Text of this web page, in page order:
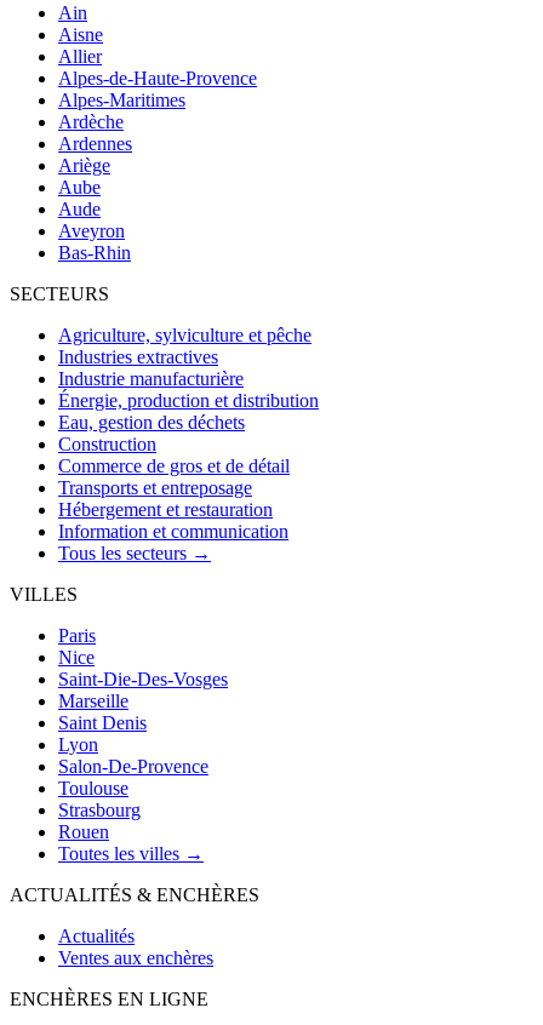
Ain
Aisne
Allier
Alpes-de-Haute-Provence
Alpes-Maritimes
Ardèche
Ardennes
Ariège
Aube
Aude
Aveyron
Bas-Rhin
SECTEURS
Agriculture, sylviculture et pêche
Industries extractives
Industrie manufacturière
Énergie, production et distribution
Eau, gestion des déchets
Construction
Commerce de gros et de détail
Transports et entreposage
Hébergement et restauration
Information et communication
Tous les secteurs →
VILLES
Paris
Nice
Saint-Die-Des-Vosges
Marseille
Saint Denis
Lyon
Salon-De-Provence
Toulouse
Strasbourg
Rouen
Toutes les villes →
ACTUALITÉS & ENCHÈRES
Actualités
Ventes aux enchères
ENCHÈRES EN LIGNE